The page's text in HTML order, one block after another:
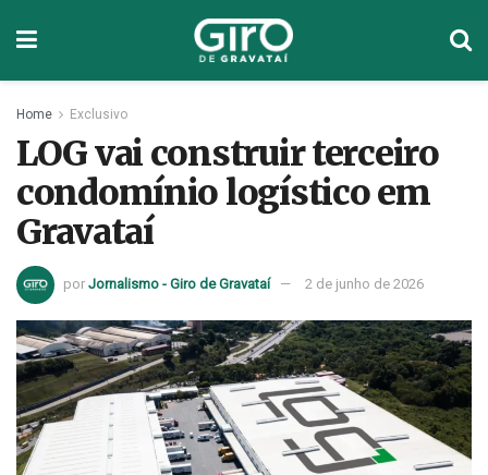
Home Exclusivo
LOG vai construir terceiro
condomínio logístico em
Gravataí
por Jornalismo - Giro de Gravataí 2 de junho de 2026